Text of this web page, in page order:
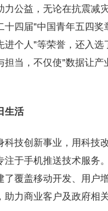
公益，无论在抗震减
四届"中国青年五四
个人"等荣誉，还入
担当，不仅使"数据让
生活
科技创新事业，用科技
于手机推送技术服务
覆盖移动开发、用户
力商业客户及政府相